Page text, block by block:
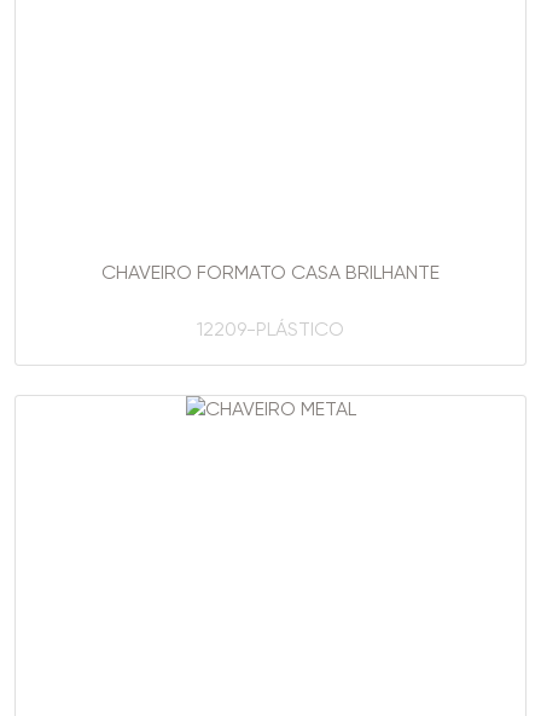
CHAVEIRO FORMATO CASA BRILHANTE
12209-PLÁSTICO